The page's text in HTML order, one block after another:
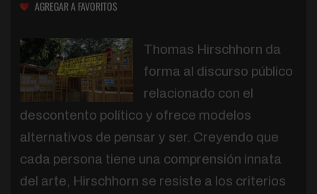
AGREGAR A FAVORITOS
Thomas Hirschhorn da
forma al discurso público
relacionado con el
descontento político y ofrece modelos
alternativos de pensar y ser. Creyendo que
cada persona tiene una comprensión innata
del arte, Hirschhorn se resiste a los criterios